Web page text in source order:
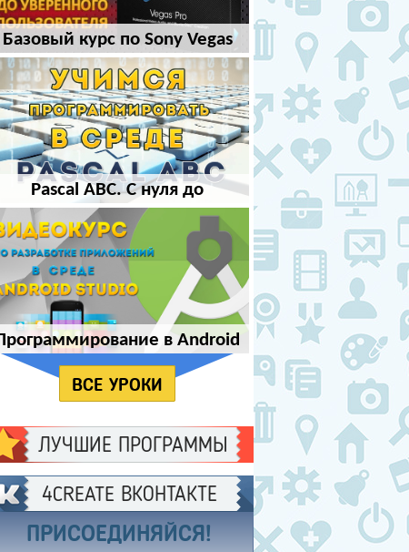
Базовый курс по Sony Vegas
Pro
Pascal ABC. С нуля до
программиста
в Android
Studio для начинающих
ВСЕ УРОКИ
ЛУЧШИЕ ПРОГРАММЫ
4CREATE ВКОНТАКТЕ
ПРИСОЕДИНЯЙСЯ!